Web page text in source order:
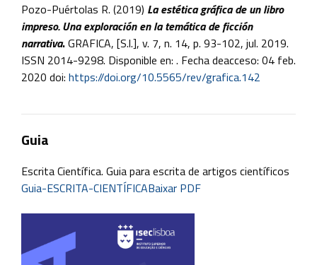
Pozo-Puértolas R. (2019) La estética gráfica de un libro
impreso. Una exploración en la temática de ficción
narrativa.GRAFICA, [S.l.], v. 7, n. 14, p. 93-102, jul. 2019.
ISSN 2014-9298. Disponible en: . Fecha deacceso: 04 feb.
2020 doi: https://doi.org/10.5565/rev/grafica.142
Guia
Escrita Científica. Guia para escrita de artigos científicos
Guia-ESCRITA-CIENTÍFICABaixar PDF